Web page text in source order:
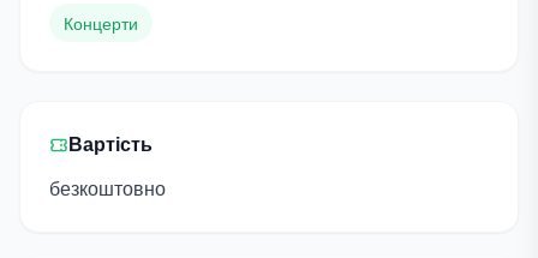
Концерти
Вартість
безкоштовно